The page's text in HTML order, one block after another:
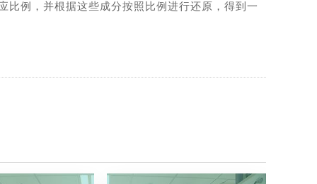
比例，并根据这些成分按照比例进行还原，得到一